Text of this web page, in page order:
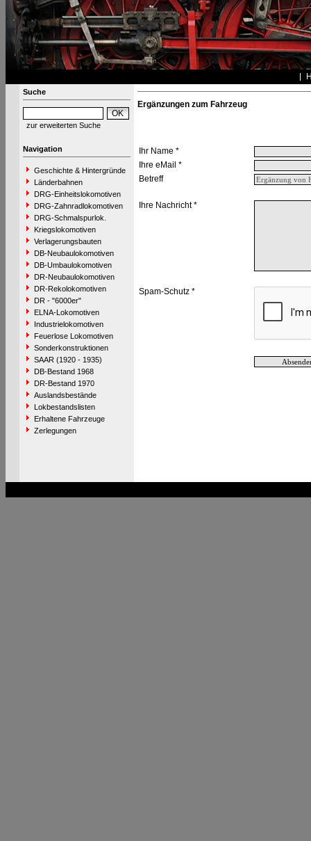
Suche
zur erweiterten Suche
Navigation
Geschichte & Hintergründe
Länderbahnen
DRG-Einheitslokomotiven
DRG-Zahnradlokomotiven
DRG-Schmalspurlok.
Kriegslokomotiven
Verlagerungsbauten
DB-Neubaulokomotiven
DB-Umbaulokomotiven
DR-Neubaulokomotiven
DR-Rekolokomotiven
DR - "6000er"
ELNA-Lokomotiven
Industrielokomotiven
Feuerlose Lokomotiven
Sonderkonstruktionen
SAAR (1920 - 1935)
DB-Bestand 1968
DR-Bestand 1970
Auslandsbestände
Lokbestandslisten
Erhaltene Fahrzeuge
Zerlegungen
Ergänzungen zum Fahrzeug
Ihr Name *
Ihre eMail *
Betreff
Ihre Nachricht *
Spam-Schutz *